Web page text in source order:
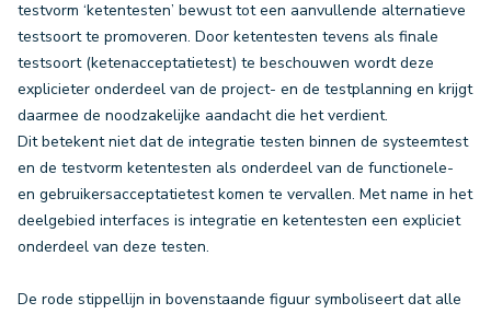
testvorm ‘ketentesten’ bewust tot een aanvullende alternatieve
testsoort te promoveren. Door ketentesten tevens als finale
testsoort (ketenacceptatietest) te beschouwen wordt deze
explicieter onderdeel van de project- en de testplanning en krijgt
daarmee de noodzakelijke aandacht die het verdient.
Dit betekent niet dat de integratie testen binnen de systeemtest
en de testvorm ketentesten als onderdeel van de functionele-
en gebruikersacceptatietest komen te vervallen. Met name in het
deelgebied interfaces is integratie en ketentesten een expliciet
onderdeel van deze testen.
De rode stippellijn in bovenstaande figuur symboliseert dat alle